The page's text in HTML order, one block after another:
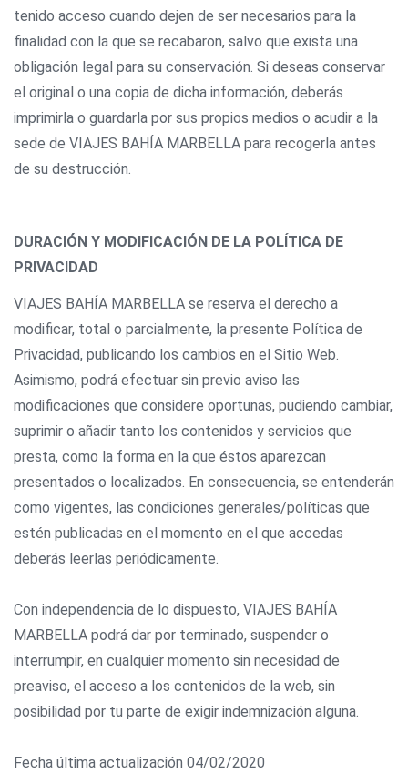
tenido acceso cuando dejen de ser necesarios para la
finalidad con la que se recabaron, salvo que exista una
obligación legal para su conservación. Si deseas conservar
el original o una copia de dicha información, deberás
imprimirla o guardarla por sus propios medios o acudir a la
sede de VIAJES BAHÍA MARBELLA para recogerla antes
de su destrucción.
DURACIÓN Y MODIFICACIÓN DE LA POLÍTICA DE
PRIVACIDAD
VIAJES BAHÍA MARBELLA se reserva el derecho a
modificar, total o parcialmente, la presente Política de
Privacidad, publicando los cambios en el Sitio Web.
Asimismo, podrá efectuar sin previo aviso las
modificaciones que considere oportunas, pudiendo cambiar,
suprimir o añadir tanto los contenidos y servicios que
presta, como la forma en la que éstos aparezcan
presentados o localizados. En consecuencia, se entenderán
como vigentes, las condiciones generales/políticas que
estén publicadas en el momento en el que accedas
deberás leerlas periódicamente.
Con independencia de lo dispuesto, VIAJES BAHÍA
MARBELLA podrá dar por terminado, suspender o
interrumpir, en cualquier momento sin necesidad de
preaviso, el acceso a los contenidos de la web, sin
posibilidad por tu parte de exigir indemnización alguna.
Fecha última actualización 04/02/2020